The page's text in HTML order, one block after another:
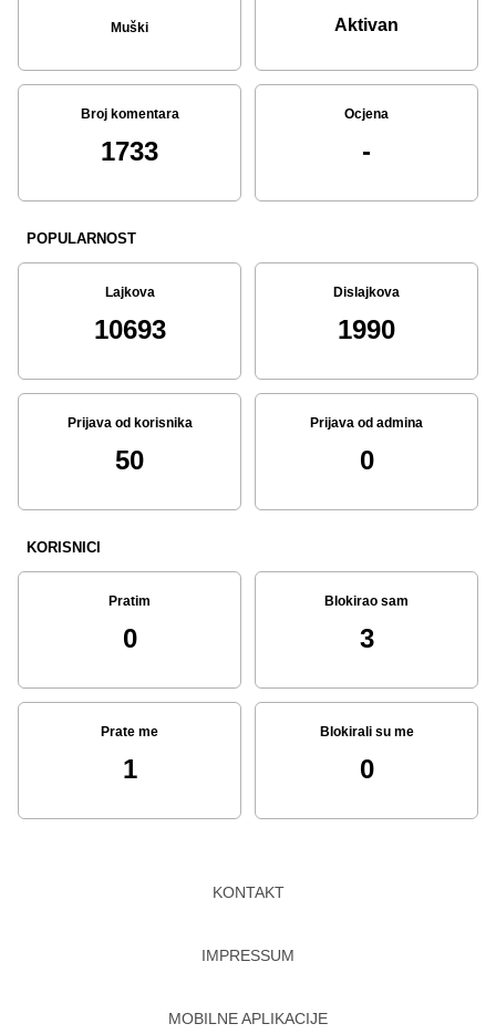
Muški Aktivan
Broj komentara
1733
Ocjena
-
POPULARNOST
Lajkova
10693
Dislajkova
1990
Prijava od korisnika
50
Prijava od admina
0
KORISNICI
Pratim
0
Blokirao sam
3
Prate me
1
Blokirali su me
0
KONTAKT
IMPRESSUM
MOBILNE APLIKACIJE